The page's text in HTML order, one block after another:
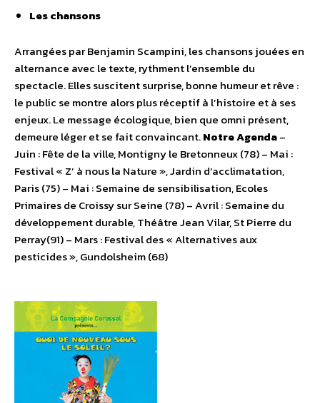
Les chansons
Arrangées par Benjamin Scampini, les chansons jouées en
alternance avec le texte, rythment l’ensemble du
spectacle. Elles suscitent surprise, bonne humeur et rêve :
le public se montre alors plus réceptif à l’histoire et à ses
enjeux. Le message écologique, bien que omni présent,
demeure léger et se fait convaincant.Notre Agenda–
Juin : Fête de la ville, Montigny le Bretonneux (78) – Mai :
Festival « Z’ à nous la Nature », Jardin d’acclimatation,
Paris (75) – Mai : Semaine de sensibilisation, Ecoles
Primaires de Croissy sur Seine (78) – Avril : Semaine du
développement durable, Théâtre Jean Vilar, St Pierre du
Perray(91) – Mars : Festival des « Alternatives aux
pesticides », Gundolsheim (68)